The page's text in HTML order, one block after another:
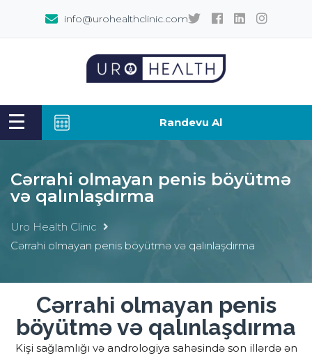
info@urohealthclinic.com
Randevu Al
Cərrahi olmayan penis böyütmə
və qalınlaşdırma
Uro Health Clinic
Cərrahi olmayan penis böyütmə və qalınlaşdırma
Cərrahi olmayan penis
böyütmə və qalınlaşdırma
Kişi sağlamlığı və andrologiya sahəsində son illərdə ən